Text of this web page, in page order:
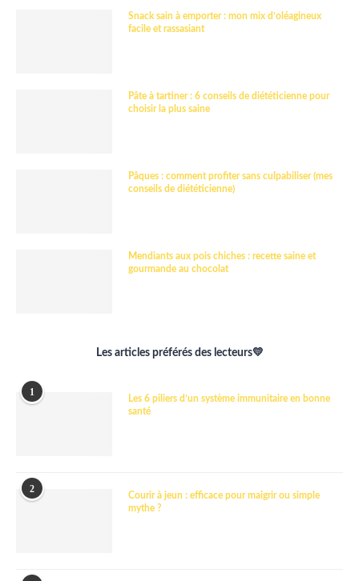
Snack sain à emporter : mon mix d’oléagineux
facile et rassasiant
Pâte à tartiner : 6 conseils de diététicienne pour
choisir la plus saine
Pâques : comment profiter sans culpabiliser (mes
conseils de diététicienne)
Mendiants aux pois chiches : recette saine et
gourmande au chocolat
Les articles préférés des lecteurs💛
1
Les 6 piliers d’un système immunitaire en bonne
santé
2
Courir à jeun : efficace pour maigrir ou simple
mythe ?